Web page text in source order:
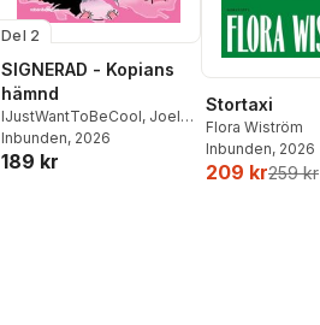
Del 2
SIGNERAD - Kopians
hämnd
IJustWantToBeCool, Joel
Adolphson,Emil Ejdemo
Beer ,Victor Beer
Inbunden, 2026
189 kr
Stortaxi
Flora Wiström
Inbunden, 2026
209 kr259 kr